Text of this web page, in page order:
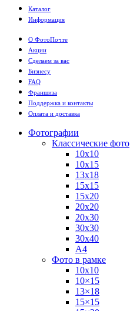
Каталог
Информация
О ФотоПочте
Акции
Сделаем за вас
Бизнесу
FAQ
Франшиза
Поддержка и контакты
Оплата и доставка
Фотографии
Классические фото
10х10
10х15
13х18
15х15
15х20
20х20
20х30
30х30
30х40
А4
Фото в рамке
10х10
10×15
13×18
15×15